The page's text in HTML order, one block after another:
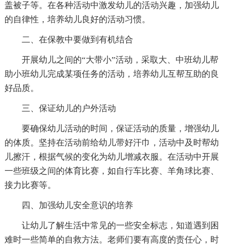
盖被子等。在各种活动中激发幼儿的活动兴趣，加强幼儿
的自律性，培养幼儿良好的活动习惯。
二、在保教中要做到有机结合
开展幼儿之间的“大带小”活动，采取大、中班幼儿帮
助小班幼儿完成某项任务的活动，培养幼儿互帮互助的良
好品质。
三、保证幼儿的户外活动
要确保幼儿活动的时间，保证活动的质量，增强幼儿
的体质。坚持在活动前给幼儿带好汗巾，活动中及时帮幼
儿擦汗，根据气候的变化为幼儿增减衣服。在活动中开展
一些班级之间的体育比赛，如自行车比赛、羊角球比赛、
接力比赛等。
四、加强幼儿安全意识的培养
让幼儿了解生活中常见的一些安全标志，知道遇到困
难时一些简单的自救方法。老师们要有高度的责任心，时